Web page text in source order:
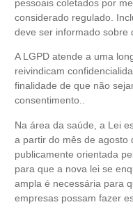
pessoais coletados por
considerado regulado.
deve ser informado sobre
A LGPD atende a uma
reivindicam
finalidade de que não
consentimento..
Na área da saúde, a Lei
a partir do mês de agosto
publicamente orientada
para que a nova lei se
ampla é necessária para
empresas possam fazer